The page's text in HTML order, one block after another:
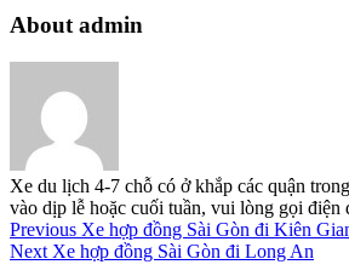
About admin
Xe du lịch 4-7 chỗ có ở khắp các quận
vào dịp lễ hoặc cuối tuần, vui lòng gọi điện
Previous Xe hợp đồng Sài Gòn đi Kiên
Next Xe hợp đồng Sài Gòn đi Long An